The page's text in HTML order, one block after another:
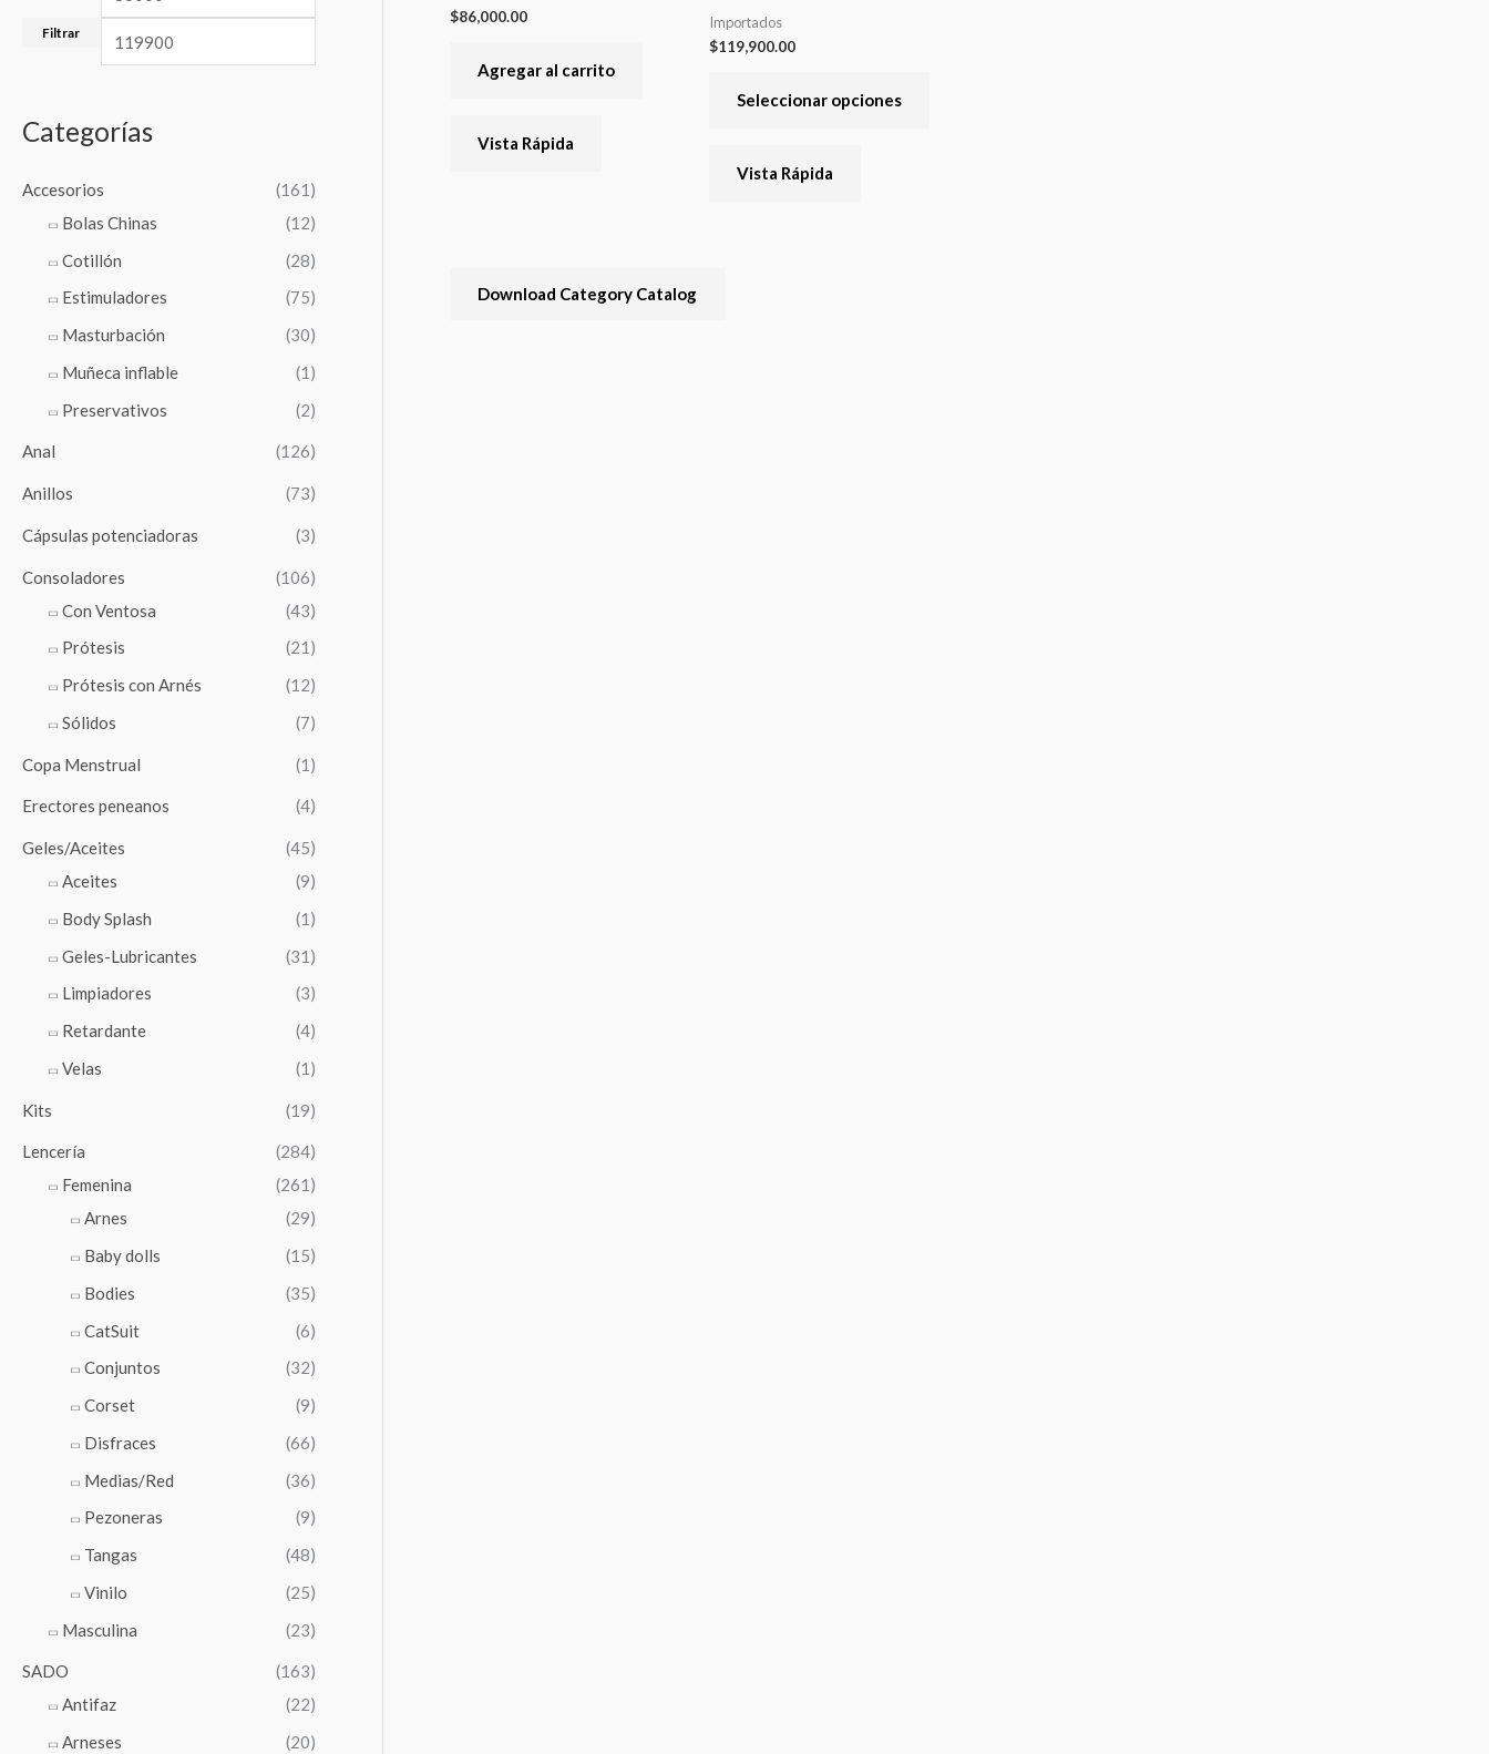
n
o
Filtrar
Categorías
Accesorios
(161)
Bolas Chinas
(12)
Cotillón
(28)
Estimuladores
(75)
Masturbación
(30)
Muñeca inflable
(1)
Preservativos
(2)
Anal (126)
Anillos (73)
Cápsulas potenciadoras (3)
Consoladores
(106)
Con Ventosa
(43)
Prótesis
(21)
Prótesis con Arnés
(12)
Sólidos
(7)
Copa Menstrual (1)
Erectores peneanos (4)
Geles/Aceites
(45)
Aceites
(9)
Body Splash
(1)
Geles-Lubricantes
(31)
Limpiadores
(3)
Retardante
(4)
Velas
(1)
Kits (19)
Lencería
(284)
Femenina
(261)
Arnes
(29)
Baby dolls
(15)
Bodies
(35)
CatSuit
(6)
Conjuntos
(32)
Corset
(9)
Disfraces
(66)
Medias/Red
(36)
Pezoneras
(9)
Tangas
(48)
Vinilo
(25)
Masculina
(23)
SADO
(163)
Antifaz
(22)
Arneses
(20)
$86,000.00
Agregar al carrito
Vista Rápida
Importados
$119,900.00
Seleccionar opciones
Vista Rápida
Download Category Catalog